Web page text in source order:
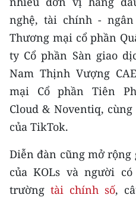
MEDIA CENTER
E-Magazine
Video
Media Chính trị
Media Kinh tế
Media Xã hội
Media Pháp luật
nghệ, tài chính -
Thương mại cổ phần
ty Cổ phần Sàn giao
Nam Thịnh Vượng
mại Cổ phần Tiên
Cloud & Noventiq,
của TikTok.
Diễn đàn cũng mở rộng
của KOLs và người
trường tài chính số,